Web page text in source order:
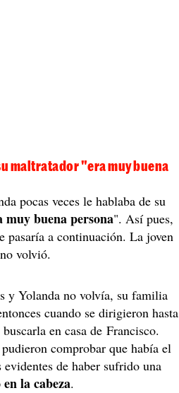
maltratador "era muy buena
pocas veces le hablaba de su
muy buena persona". Así pues,
pasaría a continuación. La joven
volvió.
y Yolanda no volvía, su familia
cuando se dirigieron hasta
en casa de Francisco.
comprobar que había el
de haber sufrido una
la cabeza.